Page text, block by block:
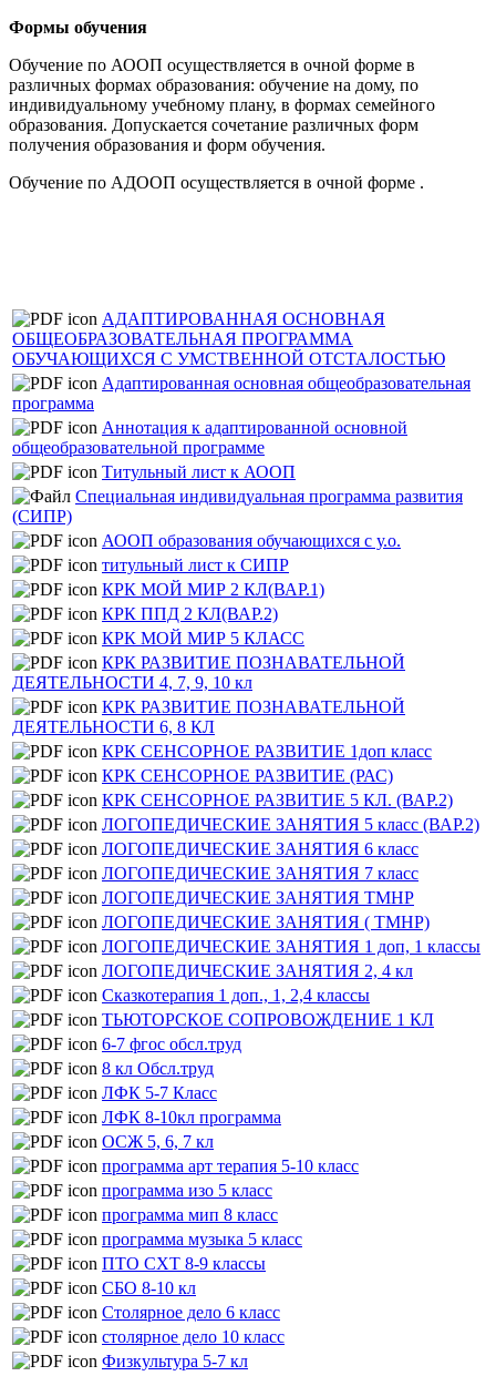
Формы обучения
Обучение по АООП осуществляется в очной форме в
различных формах образования: обучение на дому, по
индивидуальному учебному плану, в формах семейного
образования. Допускается сочетание различных форм
получения образования и форм обучения.
Обучение по АДООП осуществляется в очной форме .
АДАПТИРОВАННАЯ ОСНОВНАЯ
ОБЩЕОБРАЗОВАТЕЛЬНАЯ ПРОГРАММА
ОБУЧАЮЩИХСЯ С УМСТВЕННОЙ ОТСТАЛОСТЬЮ
Адаптированная основная общеобразовательная
программа
Аннотация к адаптированной основной
общеобразовательной программе
Титульный лист к АООП
Специальная индивидуальная программа развития
(СИПР)
АООП образования обучающихся с у.о.
титульный лист к СИПР
КРК МОЙ МИР 2 КЛ(ВАР.1)
КРК ППД 2 КЛ(ВАР.2)
КРК МОЙ МИР 5 КЛАСС
КРК РАЗВИТИЕ ПОЗНАВАТЕЛЬНОЙ
ДЕЯТЕЛЬНОСТИ 4, 7, 9, 10 кл
КРК РАЗВИТИЕ ПОЗНАВАТЕЛЬНОЙ
ДЕЯТЕЛЬНОСТИ 6, 8 КЛ
КРК СЕНСОРНОЕ РАЗВИТИЕ 1доп класс
КРК СЕНСОРНОЕ РАЗВИТИЕ (РАС)
КРК СЕНСОРНОЕ РАЗВИТИЕ 5 КЛ. (ВАР.2)
ЛОГОПЕДИЧЕСКИЕ ЗАНЯТИЯ 5 класс (ВАР.2)
ЛОГОПЕДИЧЕСКИЕ ЗАНЯТИЯ 6 класс
ЛОГОПЕДИЧЕСКИЕ ЗАНЯТИЯ 7 класс
ЛОГОПЕДИЧЕСКИЕ ЗАНЯТИЯ ТМНР
ЛОГОПЕДИЧЕСКИЕ ЗАНЯТИЯ ( ТМНР)
ЛОГОПЕДИЧЕСКИЕ ЗАНЯТИЯ 1 доп, 1 классы
ЛОГОПЕДИЧЕСКИЕ ЗАНЯТИЯ 2, 4 кл
Сказкотерапия 1 доп., 1, 2,4 классы
ТЬЮТОРСКОЕ СОПРОВОЖДЕНИЕ 1 КЛ
6-7 фгос обсл.труд
8 кл Обсл.труд
ЛФК 5-7 Класс
ЛФК 8-10кл программа
ОСЖ 5, 6, 7 кл
программа арт терапия 5-10 класс
программа изо 5 класс
программа мип 8 класс
программа музыка 5 класс
ПТО СХТ 8-9 классы
СБО 8-10 кл
Столярное дело 6 класс
столярное дело 10 класс
Физкультура 5-7 кл